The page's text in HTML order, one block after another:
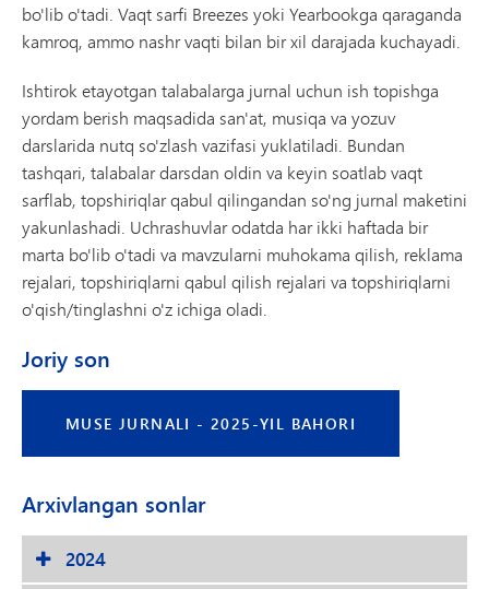
bo'lib o'tadi. Vaqt sarfi Breezes yoki Yearbookga qaraganda
kamroq, ammo nashr vaqti bilan bir xil darajada kuchayadi.
Ishtirok etayotgan talabalarga jurnal uchun ish topishga
yordam berish maqsadida san'at, musiqa va yozuv
darslarida nutq so'zlash vazifasi yuklatiladi. Bundan
tashqari, talabalar darsdan oldin va keyin soatlab vaqt
sarflab, topshiriqlar qabul qilingandan so'ng jurnal maketini
yakunlashadi. Uchrashuvlar odatda har ikki haftada bir
marta bo'lib o'tadi va mavzularni muhokama qilish, reklama
rejalari, topshiriqlarni qabul qilish rejalari va topshiriqlarni
o'qish/tinglashni o'z ichiga oladi.
Joriy son
MUSE JURNALI - 2025-YIL BAHORI
Arxivlangan sonlar
2024